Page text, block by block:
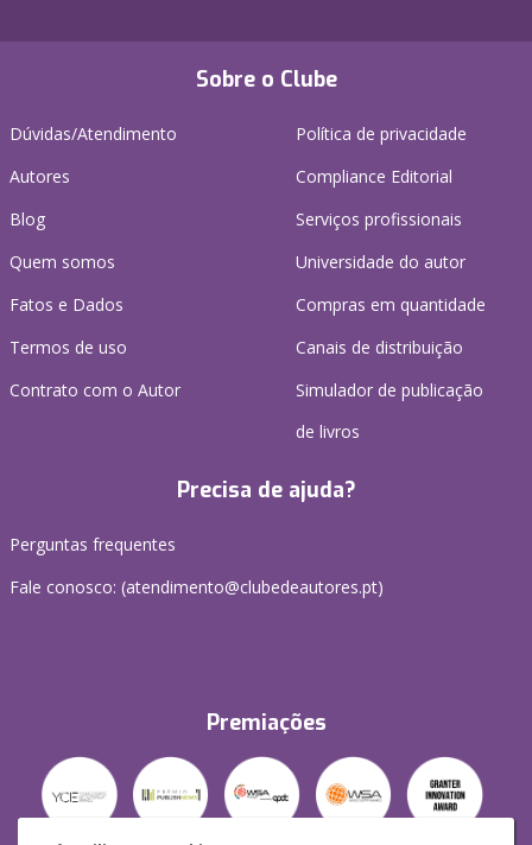
Sobre o Clube
Dúvidas/Atendimento
Autores
Blog
Quem somos
Fatos e Dados
Termos de uso
Contrato com o Autor
Política de privacidade
Compliance Editorial
Serviços profissionais
Universidade do autor
Compras em quantidade
Canais de distribuição
Simulador de publicação
de livros
Precisa de ajuda?
Perguntas frequentes
Fale conosco: (atendimento@clubedeautores.pt)
Premiações